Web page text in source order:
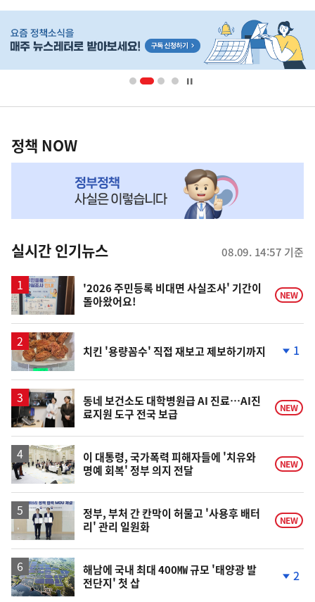
단
영
책
NOW,
뉴
스
정책 NOW
실시간 인기뉴스 08.09. 14:57 기준
'2026 주민등록 비대면 사실조사' 기간이
돌아왔어요!
NEW
치킨 '용량꼼수' 직접 재보고 제보하기까지
하
락
1
동네 보건소도 대학병원급 AI 진료…AI진
료지원 도구 전국 보급
NEW
이 대통령, 국가폭력 피해자들에 '치유와
명예 회복' 정부 의지 전달
NEW
정부, 부처 간 칸막이 허물고 '사용후 배터
리' 관리 일원화
NEW
해남에 국내 최대 400㎿ 규모 '태양광 발
전단지' 첫 삽
2